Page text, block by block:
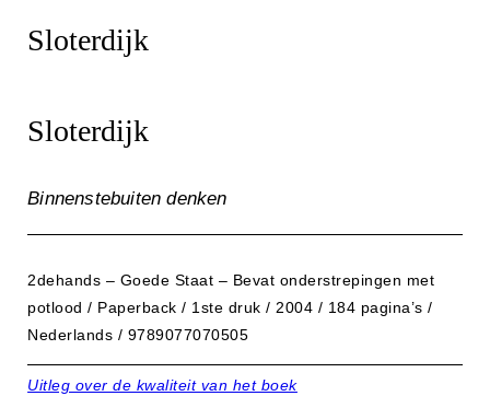
Sloterdijk
Sloterdijk
Binnenstebuiten denken
2dehands – Goede Staat – Bevat onderstrepingen met
potlood / Paperback / 1ste druk / 2004 / 184 pagina’s /
Nederlands / 9789077070505
Uitleg over de kwaliteit van het boek